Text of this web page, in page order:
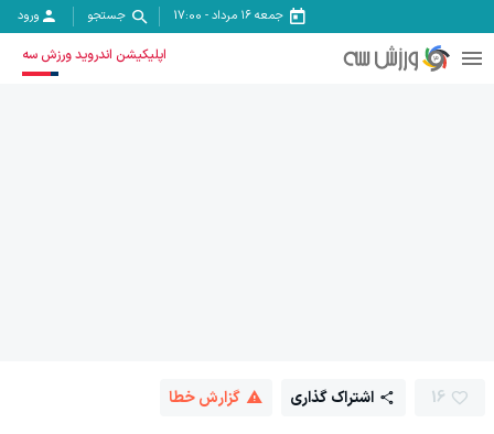
جمعه ۱۶ مرداد -
17:00 جستجو ورود
اپلیکیشن اندروید ورزش سه
16 اشتراک گذاری گزارش خطا